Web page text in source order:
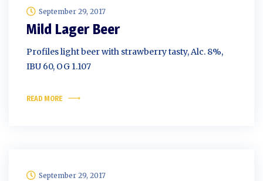
September 29, 2017
Mild Lager Beer
Profiles light beer with strawberry tasty, Alc. 8%,
IBU 60, OG 1.107
READ MORE
September 29, 2017